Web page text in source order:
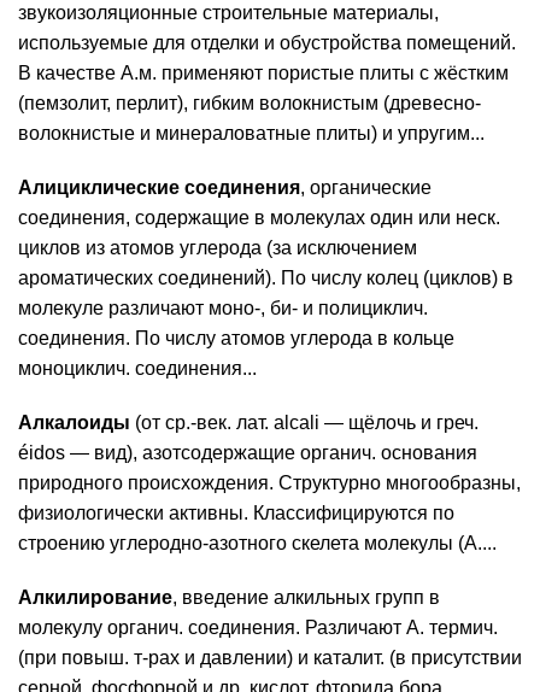
звукоизоляционные строительные материалы,
используемые для отделки и обустройства помещений.
В качестве А.м. применяют пористые плиты с жёстким
(пемзолит, перлит), гибким волокнистым (древесно-
волокнистые и минераловатные плиты) и упругим...
Алициклические соединения, органические
соединения, содержащие в молекулах один или неск.
циклов из атомов углерода (за исключением
ароматических соединений). По числу колец (циклов) в
молекуле различают моно-, би- и полициклич.
соединения. По числу атомов углерода в кольце
моноциклич. соединения...
Алкалоиды (от ср.-век. лат. alcali — щёлочь и греч.
éidos — вид), азотсодержащие органич. основания
природного происхождения. Структурно многообразны,
физиологически активны. Классифицируются по
строению углеродно-азотного скелета молекулы (А....
Алкилирование, введение алкильных групп в
молекулу органич. соединения. Различают А. термич.
(при повыш. т-рах и давлении) и каталит. (в присутствии
серной, фосфорной и др. кислот, фторида бора,